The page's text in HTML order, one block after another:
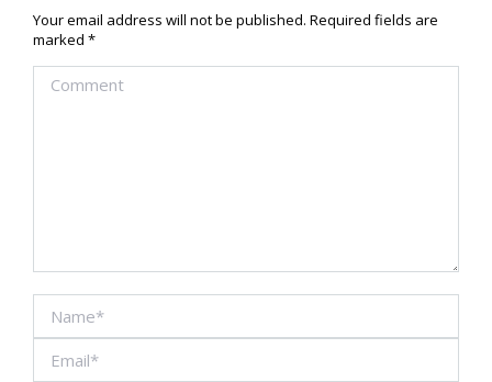
Your email address will not be published. Required fields are
marked *
Comment
Name *
Email *